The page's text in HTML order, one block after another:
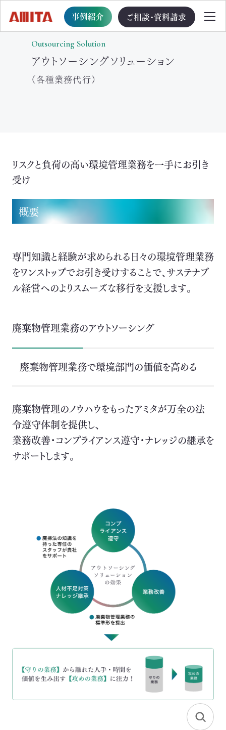
事例紹介 ご相談・資料請求
TOP
ビジョン・戦略・計画策定支援
サーキュラーエコノミー
カーボンニュートラル
サステナビリティ教育・研修
循環資源（サーキュラーマテリアル）製造
TOP
産業廃棄物の100%リサイクル｜独自技術
リサイクル製品と製造フロー
循環資源製造所拠点一覧
処理委託先の選定
サステナブル調達支援サービス
見える化サービス
サステナブルBPOサービス
生産工場・プロセス向けソリューション
サステナビリティ教育・研修
SEA(Sustainable Executive Alliance)
Outsourcing Solution
アウトソーシングソリューション
（各種業務代行）
リスクと負荷の高い環境管理業務を一手にお引き
受け
概要
専門知識と経験が求められる日々の環境管理業務
をワンストップでお引き受けすることで、サステナブ
ル経営へのよりスムーズな移行を支援します。
廃棄物管理業務のアウトソーシング
廃棄物管理業務で環境部門の価値を高める
廃棄物管理のノウハウをもったアミタが万全の法
令遵守体制を提供し、
業務改善・コンプライアンス遵守・ナレッジの継承を
サポートします。